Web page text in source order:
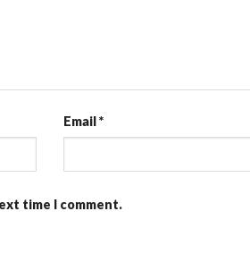
Email*
time I comment.